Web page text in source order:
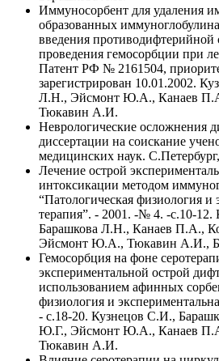
Иммуносорбент для удаления
образованных
введения противодифтерийной
проведения гемосорбции при
Патент РФ № 2161504,
зарегистрирован 10.01.2002.
Л.Н., Эйсмонт Ю.А., Канаев
Тюкавин А.И.
Неврологические осложнения
диссертации на соискание
медицинских наук.
Лечение острой
интоксикации методом
“Патологическая физиология и
терапия”. - 2001. -№ 4. -с.10-
Барашкова Л.Н., Канаев П.А.,
Эйсмонт Ю.А., Тюкавин А.И.,
Гемосорбция на фоне
экспериментальной острой
использованием афинных
физиология и
- с.18-20. Кузнецов С.И.,
Ю.Г., Эйсмонт Ю.А., Канаев
Тюкавин А.И.